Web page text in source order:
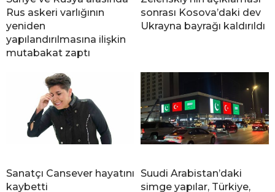
Rus askeri varlığının
yeniden
yapılandırılmasına ilişkin
mutabakat zaptı
sonrası Kosova’daki dev
Ukrayna bayrağı kaldırıldı
Sanatçı Cansever hayatını
kaybetti
Suudi Arabistan’daki
simge yapılar, Türkiye,